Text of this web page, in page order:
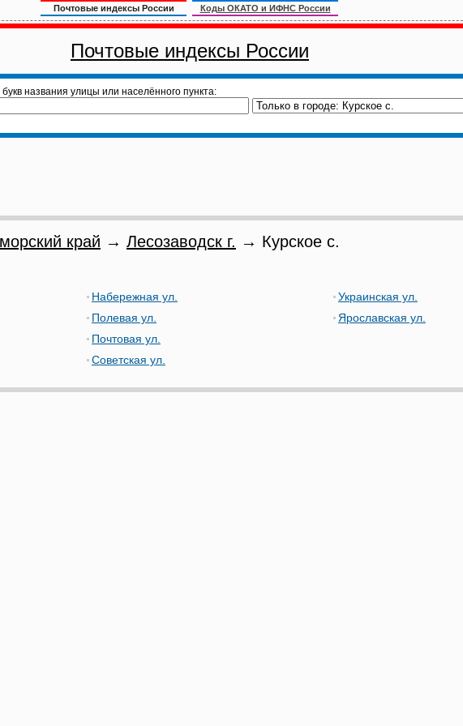
Почтовые индексы России Коды ОКАТО и ИФНС России
Почтовые индексы России
названия улицы или населённого пункта:
край → Лесозаводск г. → Курское с.
Набережная ул.
Полевая ул.
Почтовая ул.
Советская ул.
Украинская ул.
Ярославская ул.